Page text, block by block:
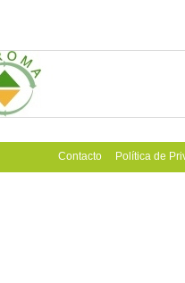
Contacto Política de